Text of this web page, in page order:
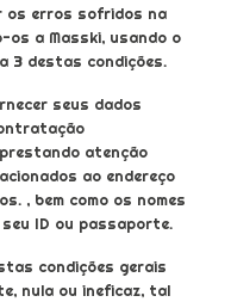
os erros sofridos na
os a Masski, usando o
3 destas condições.
seus dados
atenção
ao endereço
, bem como os nomes
ID ou passaporte.
condições gerais
nula ou ineficaz, tal